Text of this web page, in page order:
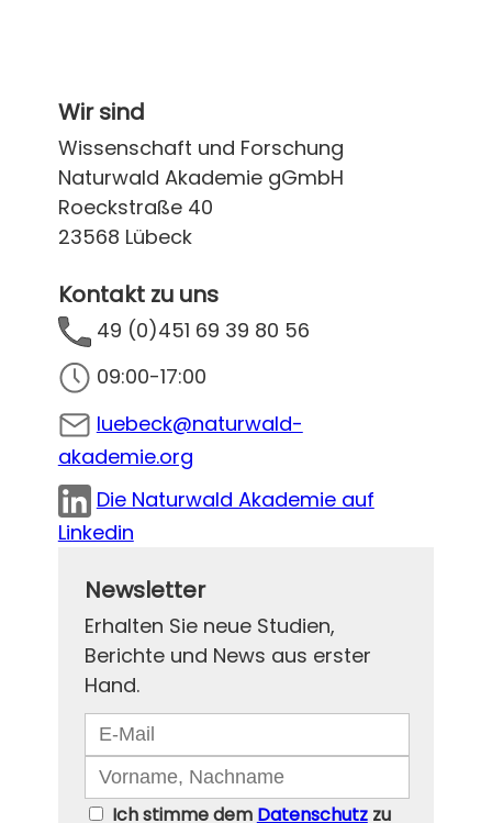
Wir sind
Wissenschaft und Forschung
Naturwald Akademie gGmbH
Roeckstraße 40
23568 Lübeck
Kontakt zu uns
49 (0)451 69 39 80 56
09:00-17:00
luebeck@naturwald-
akademie.org
Die Naturwald Akademie auf
Linkedin
Newsletter
Erhalten Sie neue Studien,
Berichte und News aus erster
Hand.
Ich stimme dem Datenschutzzu